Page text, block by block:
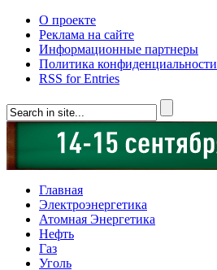
О проекте
Реклама на сайте
Информационные партнеры
Политика конфиденциальности
RSS for Entries
Главная
Электроэнергетика
Атомная Энергетика
Нефть
Газ
Уголь